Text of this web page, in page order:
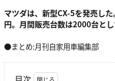
マツダは、新型CX-5を発売し
円。月間販売台数は2000台とし
●まとめ:月刊自家用車編集部